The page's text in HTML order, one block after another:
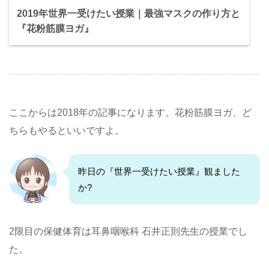
2019年世界一受けたい授業｜最強マスクの作り方と
『花粉筋膜ヨガ』
ここからは2018年の記事になります。花粉筋膜ヨガ、ど
ちらもやるといいですよ。
昨日の『世界一受けたい授業』観ました
か?
2限目の保健体育は耳鼻咽喉科 石井正則先生の授業でし
た。